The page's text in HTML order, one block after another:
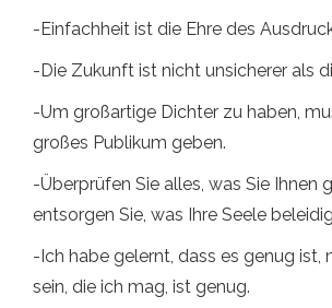
-Einfachheit ist die Ehre des
-Die Zukunft ist nicht unsicherer als
-Um großartige Dichter zu haben,
großes Publikum geben.
-Überprüfen Sie alles, was Sie Ihnen
entsorgen Sie, was Ihre Seele
-Ich habe gelernt, dass es genug ist,
sein, die ich mag, ist genug.